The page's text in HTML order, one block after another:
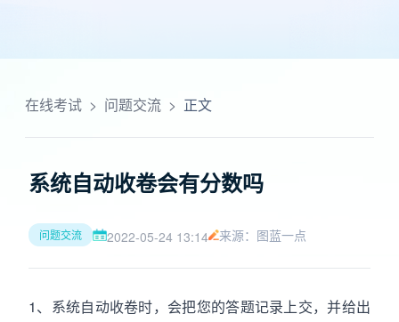
在线考试 > 问题交流 > 正文
系统自动收卷会有分数吗
问题交流 2022-05-24 13:14 来源：图蓝一点
1、系统自动收卷时，会把您的答题记录上交，并给出